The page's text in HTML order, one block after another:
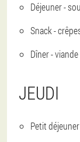
Déjeuner -
Snack -
Dîner -
JEUDI
Petit